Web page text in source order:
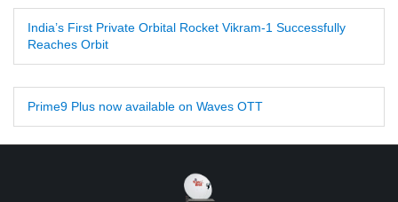
India’s First Private Orbital Rocket Vikram-1 Successfully
Reaches Orbit
Prime9 Plus now available on Waves OTT